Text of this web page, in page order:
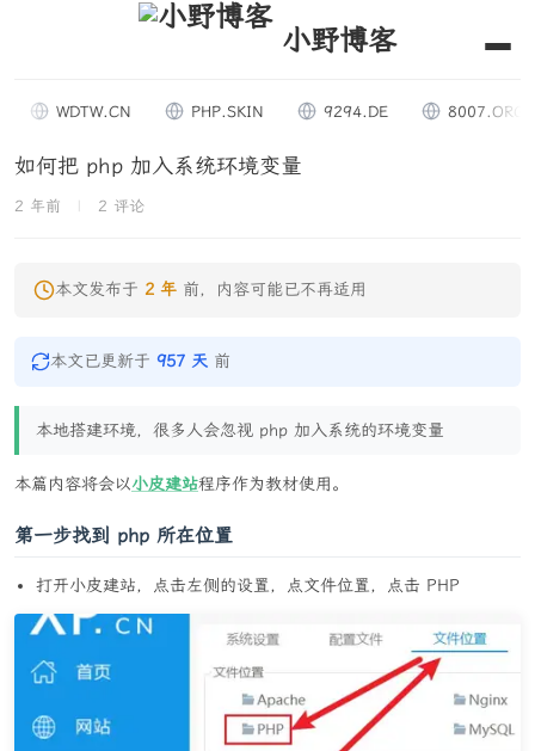
小野博客
WDTW.CN PHP.SKIN 9294.DE 8007.ORG
如何把 php 加入系统环境变量
2 年前 2 评论
本文发布于 2 年 前，内容可能已不再适用
本文已更新于 957 天 前
本地搭建环境，很多人会忽视 php 加入系统的环境变量
本篇内容将会以小皮建站程序作为教材使用。
第一步找到 php 所在位置
打开小皮建站，点击左侧的设置，点文件位置，点击 PHP